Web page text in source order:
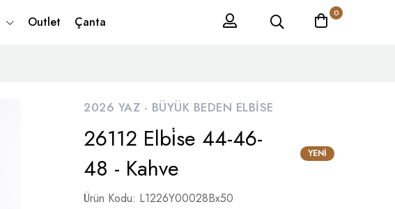
Outlet Çanta
0
2026 YAZ - BÜYÜK BEDEN ELBISE
26112 Elbi̇se 44-46-
48 - Kahve
YENI
Ürün Kodu: L1226Y00028Bx50